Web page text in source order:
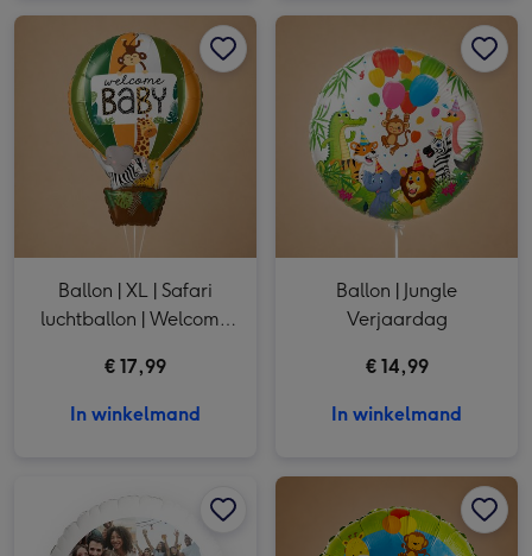
Ballon | XL | Safari luchtballon | Welcome Baby afbeelding 2
Ballon | XL | Safari
luchtballon | Welcome
€ 17,99
In winkelmand
Ballon | Jungle
Verjaardag
€ 14,99
In winkelmand
Ballon | Happy Birthday | Foto aanpasbaar afbeelding 2